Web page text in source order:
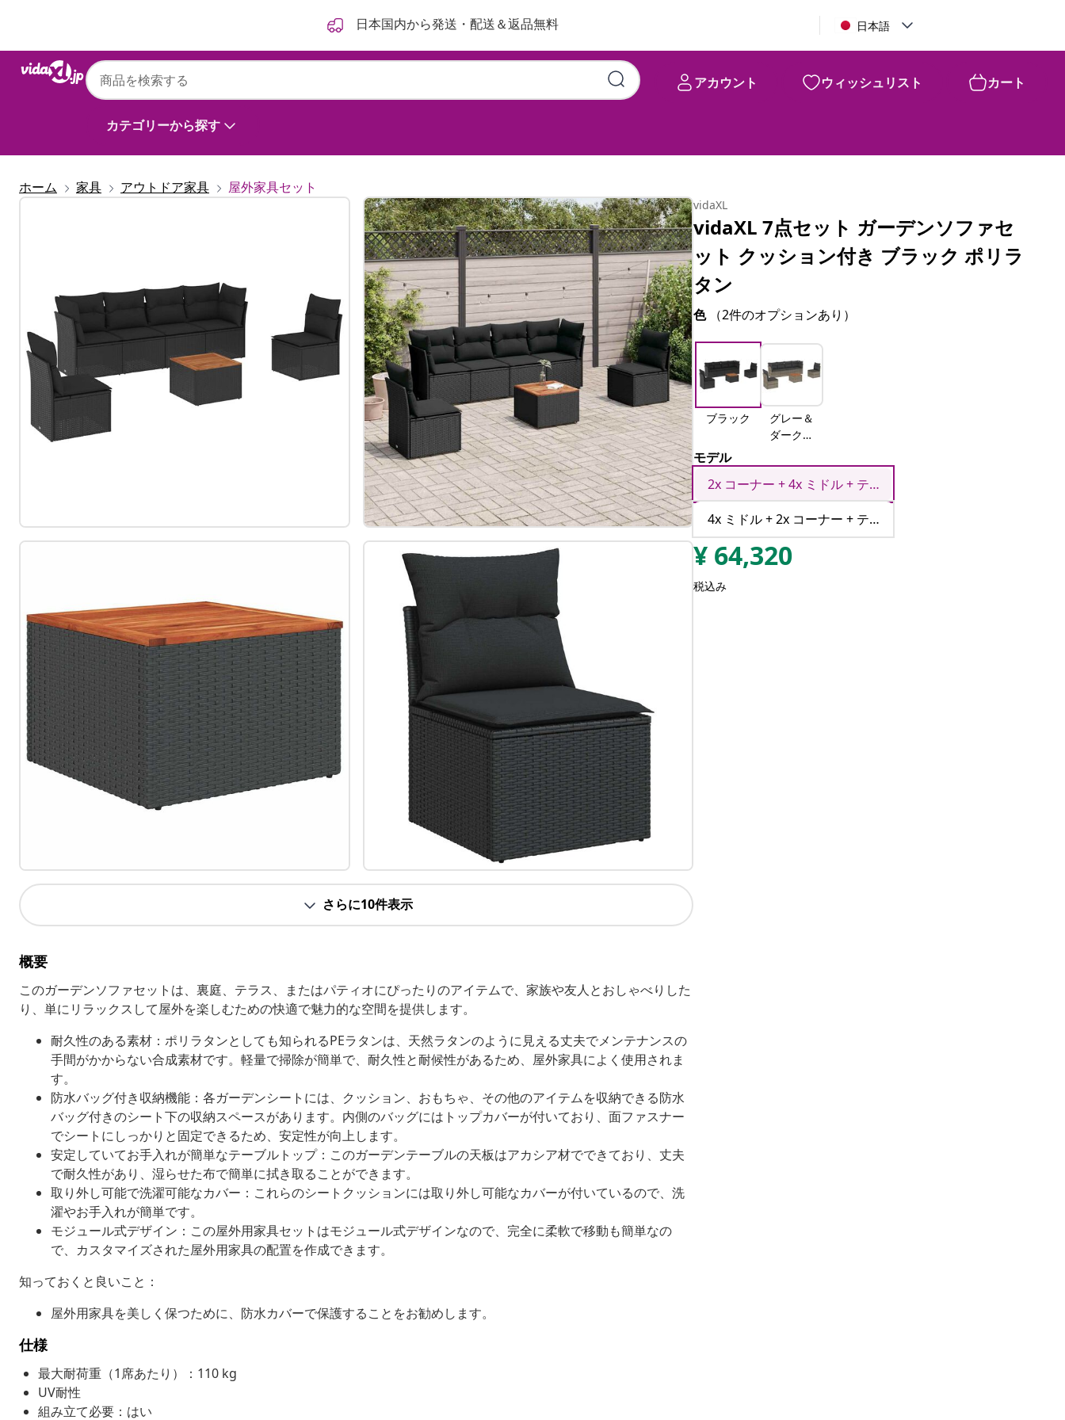
日本国内から発送・配送＆返品無料 日本語
カテゴリーから探す
アカウント ウィッシュリスト カート
ホーム 家具 アウトドア家具 屋外家具セット
さらに10件表示
概要
このガーデンソファセットは、裏庭、テラス、またはパティオにぴったりのアイテムで、家族や友人とおしゃべりした
り、単にリラックスして屋外を楽しむための快適で魅力的な空間を提供します。
耐久性のある素材：ポリラタンとしても知られるPEラタンは、天然ラタンのように見える丈夫でメンテナンスの
手間がかからない合成素材です。軽量で掃除が簡単で、耐久性と耐候性があるため、屋外家具によく使用されま
す。
防水バッグ付き収納機能：各ガーデンシートには、クッション、おもちゃ、その他のアイテムを収納できる防水
バッグ付きのシート下の収納スペースがあります。内側のバッグにはトップカバーが付いており、面ファスナー
でシートにしっかりと固定できるため、安定性が向上します。
安定していてお手入れが簡単なテーブルトップ：このガーデンテーブルの天板はアカシア材でできており、丈夫
で耐久性があり、湿らせた布で簡単に拭き取ることができます。
取り外し可能で洗濯可能なカバー：これらのシートクッションには取り外し可能なカバーが付いているので、洗
濯やお手入れが簡単です。
モジュール式デザイン：この屋外用家具セットはモジュール式デザインなので、完全に柔軟で移動も簡単なの
で、カスタマイズされた屋外用家具の配置を作成できます。
知っておくと良いこと：
屋外用家具を美しく保つために、防水カバーで保護することをお勧めします。
仕様
最大耐荷重（1席あたり）：110 kg
UV耐性
組み立て必要：はい
vidaXL
vidaXL 7点セット ガーデンソファセ
ット クッション付き ブラック ポリラ
タン
色 （2件のオプションあり）
ブラック
グレー＆
ダークグ
モデル
2x コーナー + 4x ミドル + テーブル
4x ミドル + 2x コーナー + テーブル
¥ 64,320
税込み